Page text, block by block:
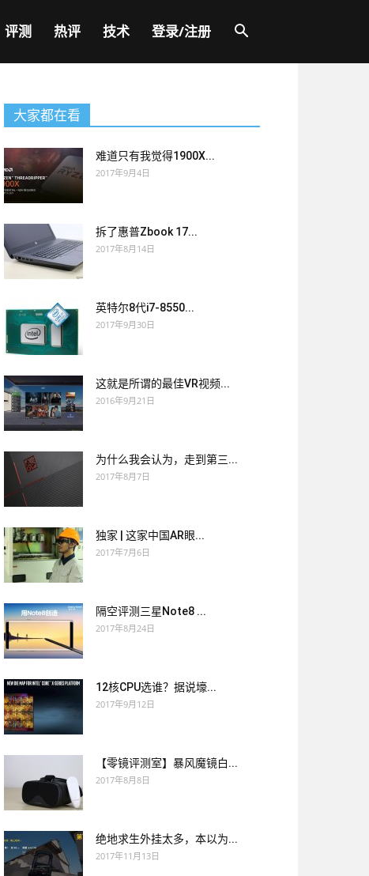
评测 热评 技术 登录/注册
大家都在看
难道只有我觉得1900X...
2017年9月4日
拆了惠普Zbook 17...
2017年8月14日
英特尔8代i7-8550...
2017年9月30日
这就是所谓的最佳VR视频...
2016年9月21日
为什么我会认为，走到第三...
2017年8月7日
独家 | 这家中国AR眼...
2017年7月6日
隔空评测三星Note8 ...
2017年8月24日
12核CPU选谁？据说壕...
2017年9月12日
【零镜评测室】暴风魔镜白...
2017年8月8日
绝地求生外挂太多，本以为...
2017年11月13日